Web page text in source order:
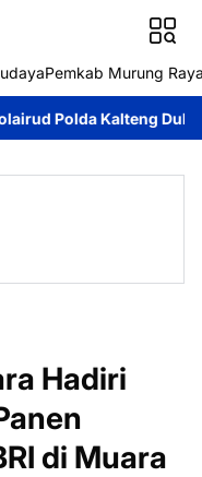
Pemkab Murung
Dukung Dunia
Hadiri
di Muara